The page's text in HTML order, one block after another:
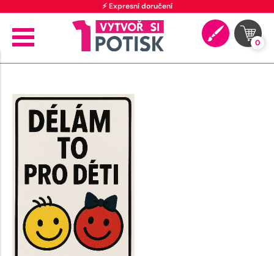
⚡ Expresní doručení
0